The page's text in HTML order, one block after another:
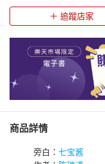
追蹤店家
商品詳情
旁白： 七宝酱